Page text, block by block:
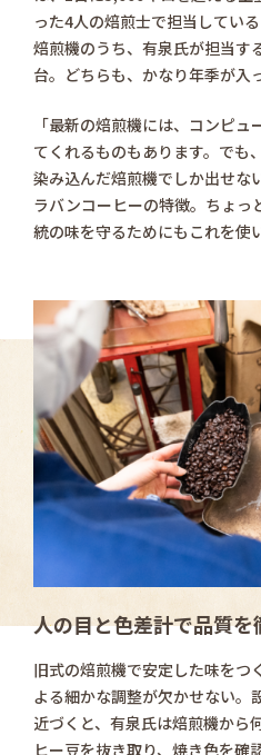
った4人の焙煎士で担当してい
焙煎機のうち、有泉氏が担当す
台。どちらも、かなり年季が入
「最新の焙煎機には、コンピ
てくれるものもあります。でも
染み込んだ焙煎機でしか出せな
ラバンコーヒーの特徴。ちょっ
統の味を守るためにもこれを使
人の目と色差計で品質を
旧式の焙煎機で安定した味をつ
よる細かな調整が欠かせない。
近づくと、有泉氏は焙煎機から
ヒー豆を抜き取り、焼き色を確